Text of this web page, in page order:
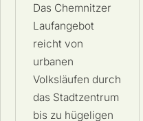
Das Chemnitzer
Laufangebot
reicht von
urbanen
Volksläufen durch
das Stadtzentrum
bis zu hügeligen